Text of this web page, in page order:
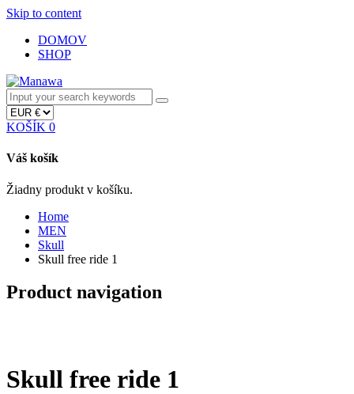
Skip to content
DOMOV
SHOP
KOŠÍK 0
Váš košík
Žiadny produkt v košíku.
Home
MEN
Skull
Skull free ride 1
Product navigation
Skull free ride 1